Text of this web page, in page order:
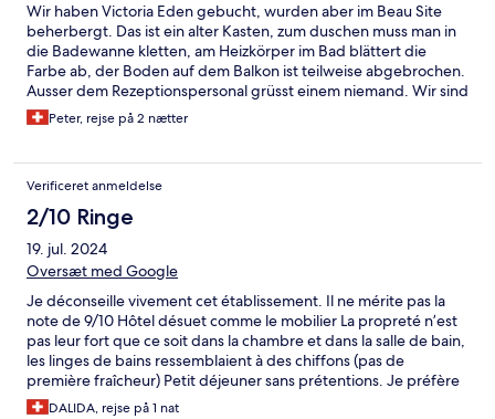
Wir haben Victoria Eden gebucht, wurden aber im Beau Site
beherbergt. Das ist ein alter Kasten, zum duschen muss man in
die Badewanne kletten, am Heizkörper im Bad blättert die
Farbe ab, der Boden auf dem Balkon ist teilweise abgebrochen.
Ausser dem Rezeptionspersonal grüsst einem niemand. Wir sind
schon nach einer Nacht wieder abgereist, mussten aber für 2
Nächte bezahlen. Eine Schande für Adelboden!
Peter, rejse på 2 nætter
Verificeret anmeldelse
2/10 Ringe
19. jul. 2024
Oversæt med Google
Je déconseille vivement cet établissement. Il ne mérite pas la
note de 9/10 Hôtel désuet comme le mobilier La propreté n’est
pas leur fort que ce soit dans la chambre et dans la salle de bain,
les linges de bains ressemblaient à des chiffons (pas de
première fraîcheur) Petit déjeuner sans prétentions. Je préfère
m’arrêter là pour ne pas enfoncer davantage cet hôtel.
DALIDA, rejse på 1 nat